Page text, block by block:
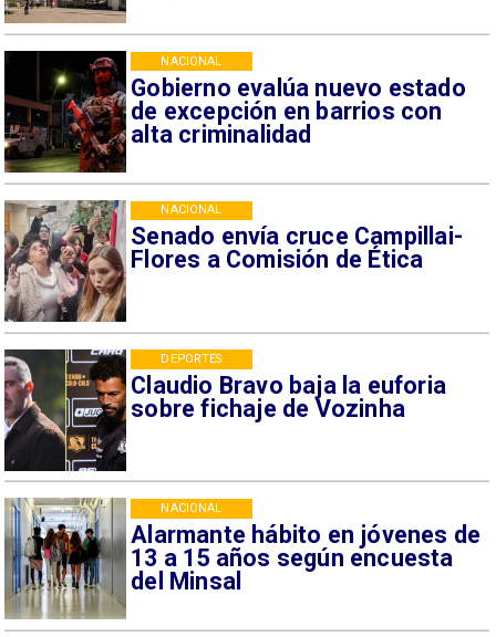
Gobierno evalúa nuevo estado
de excepción en barrios con
alta criminalidad
NACIONAL
Senado envía cruce Campillai-
Flores a Comisión de Ética
NACIONAL
Claudio Bravo baja la euforia
sobre fichaje de Vozinha
DEPORTES
Alarmante hábito en jóvenes de
13 a 15 años según encuesta
del Minsal
NACIONAL